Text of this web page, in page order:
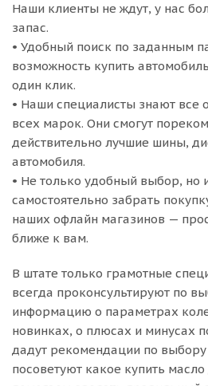
Наши клиенты не ждут, у нас
запас.
• Удобный поиск по заданным
возможность купить
один клик.
• Наши специалисты знают все
всех марок. Они смогут
действительно лучшие шины,
автомобиля.
• Не только удобный выбор, но
самостоятельно забрать
наших офлайн магазинов —
ближе к вам.
В штате только грамотные
всегда проконсультируют по
информацию о параметрах
новинках, о плюсах и минусах
дадут рекомендации по выбору
посоветуют какое купить